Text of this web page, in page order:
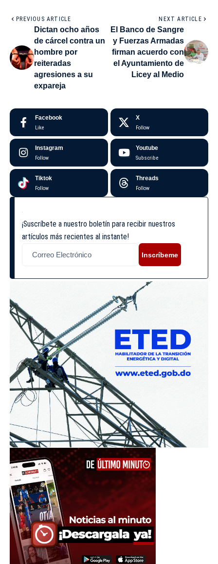
PREVIOUS ARTICLE
Dictan ocho años
de cárcel contra un
hombre por
reiteradas
agresiones a su
expareja
NEXT ARTICLE
El Banco de Sangre
y Fuerzas Armadas
firman acuerdo con
el Ayuntamiento de
Licey al Medio
Facebook
Like
X
Follow
Instagram
Follow
Youtube
Subscribe
Tiktok
Follow
Threads
Follow
¡Suscríbete a nuestro boletín para recibir nuestros
artículos más recientes al instante!
Inscríbeme